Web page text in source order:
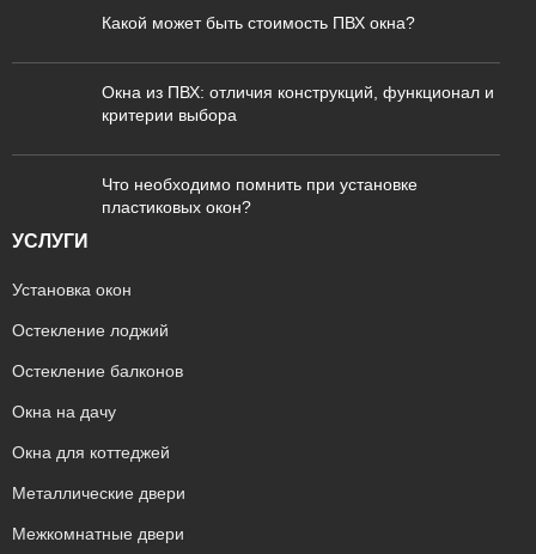
Какой может быть стоимость ПВХ окна?
Окна из ПВХ: отличия конструкций, функционал и
критерии выбора
Что необходимо помнить при установке
пластиковых окон?
УСЛУГИ
Установка окон
Остекление лоджий
Остекление балконов
Окна на дачу
Окна для коттеджей
Металлические двери
Межкомнатные двери